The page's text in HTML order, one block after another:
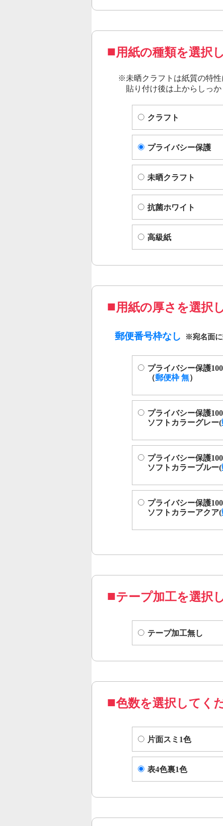
用紙の種類を選択
※未晒クラフト は紙質の特
貼り付け後は上からしっ
クラフト
プライバシー保護
未晒クラフト
抗菌ホワイト
高級紙
用紙の厚さを選択
郵便番号枠なし
プライバシー保護100
（郵便枠 無）
プライバシー保護100
ソフトカラーグレー(
プライバシー保護100
ソフトカラーブルー(
プライバシー保護100
ソフトカラーアクア(
テープ加工を選択
テープ加工無し
色数を選択してく
片面スミ1色
表4色裏1色